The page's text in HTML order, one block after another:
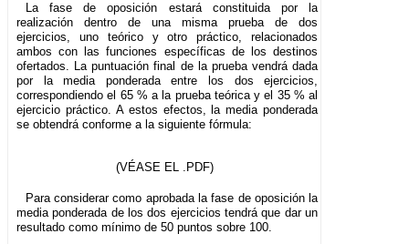
La fase de oposición estará constituida por la
realización dentro de una misma prueba de dos
ejercicios, uno teórico y otro práctico, relacionados
ambos con las funciones específicas de los destinos
ofertados. La puntuación final de la prueba vendrá dada
por la media ponderada entre los dos ejercicios,
correspondiendo el 65 % a la prueba teórica y el 35 % al
ejercicio práctico. A estos efectos, la media ponderada
se obtendrá conforme a la siguiente fórmula:
(VÉASE EL .PDF)
Para considerar como aprobada la fase de oposición la
media ponderada de los dos ejercicios tendrá que dar un
resultado como mínimo de 50 puntos sobre 100.